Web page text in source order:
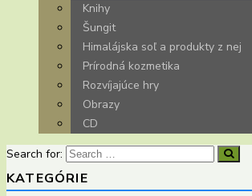
Knihy
Šungit
Himalájska soľ a produkty z nej
Prírodná kozmetika
Rozvíjajúce hry
Obrazy
CD
Search for:
KATEGÓRIE